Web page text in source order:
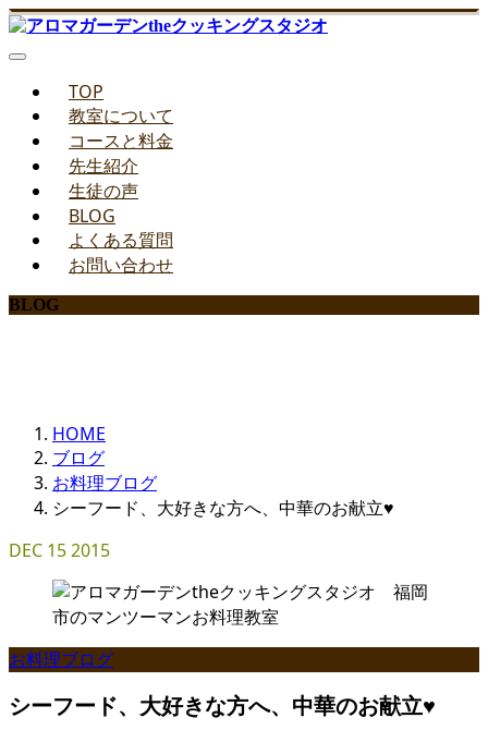
TOP
教室について
コースと料金
先生紹介
生徒の声
BLOG
よくある質問
お問い合わせ
BLOG
HOME
ブログ
お料理ブログ
シーフード、大好きな方へ、中華のお献立♥
DEC 152015
お料理ブログ
シーフード、大好きな方へ、中華のお献立♥